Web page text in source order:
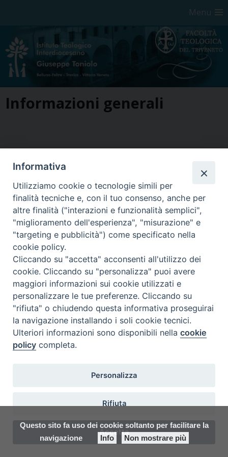
Questo sito fa uso dei cookie soltanto per facilitare la
navigazione
Info Non mostrare più
Menu
Informazioni generali
Seminario Vescovile di Treviso
p.tta Benedetto XI, 2
31100 Treviso
Tel. 0422 324835
segreteria@itigt.it
Orario di segreteria
lunedì 17.30-19.30
martedì 17.30-19.30
mercoledì 17.30-19.30
giovedì 17.30-19.30
venerdì chiuso
sabato 9.30-11.30
Informativa
Utilizziamo cookie o tecnologie simili per
finalità tecniche e, con il tuo consenso, anche per
altre finalità ("interazioni e funzionalità semplici",
"miglioramento dell'esperienza", "misurazione" e
"targeting e pubblicità") come specificato nella
cookie policy.
Cliccando su "accetta" acconsenti all'utilizzo dei
cookie. Cliccando su "personalizza" puoi avere
maggiori informazioni sui cookie utilizzati e
personalizzare le tue preferenze. Cliccando su
"rifiuta" o chiudendo questa informativa proseguirai
la navigazione installando i soli cookie tecnici.
Ulteriori informazioni sono disponibili nellacookie
policy completa.
Personalizza
Rifiuta
Accetta